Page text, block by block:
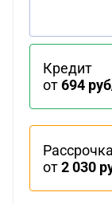
Кредит
от694
Рассрочка
от2 030